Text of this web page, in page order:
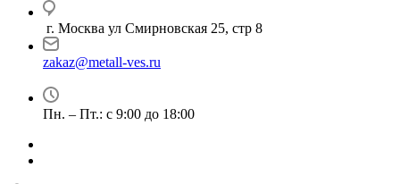
г. Москва ул Смирновская 25, стр 8
zakaz@metall-ves.ru
Пн. – Пт.: с 9:00 до 18:00